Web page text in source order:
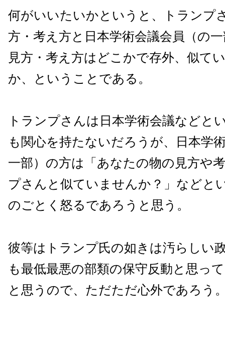
何がいいたいかというと、トランプ
方・考え方と日本学術会議会員（の
見方・考え方はどこかで存外、似て
か、ということである。
トランプさんは日本学術会議などと
も関心を持たないだろうが、日本学
一部）の方は「あなたの物の見方や
プさんと似ていませんか？」などと
のごとく怒るであろうと思う。
彼等はトランプ氏の如きは汚らしい
も最低最悪の部類の保守反動と思っ
と思うので、ただただ心外であろう